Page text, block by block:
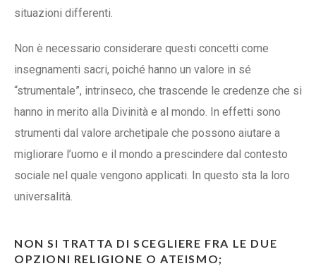
situazioni differenti.
Non è necessario considerare questi concetti come
insegnamenti sacri, poiché hanno un valore in sé
“strumentale”, intrinseco, che trascende le credenze che si
hanno in merito alla Divinità e al mondo. In effetti sono
strumenti dal valore archetipale che possono aiutare a
migliorare l’uomo e il mondo a prescindere dal contesto
sociale nel quale vengono applicati. In questo sta la loro
universalità.
NON SI TRATTA DI SCEGLIERE FRA LE DUE
OPZIONI RELIGIONE O ATEISMO;